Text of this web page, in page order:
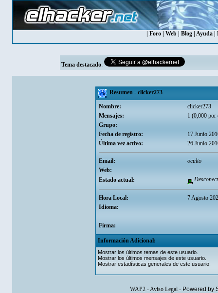
Foro Web Blog Ayuda
Tema destacado:
Resumen - clicker273
Nombre:
clicker273
Mensajes:
1 (0,000 por
Grupo:
Fecha de registro:
17 Junio
Última vez activo:
26 Junio
Email:
oculto
Web:
Estado actual:
Hora Local:
7 Agosto
Idioma:
Firma:
Información Adicional:
Mostrar los últimos temas de este usuario.
Mostrar los últimos mensajes de este usuario.
Mostrar estadísticas generales de este usuario.
WAP2-Aviso Legal- Powered by